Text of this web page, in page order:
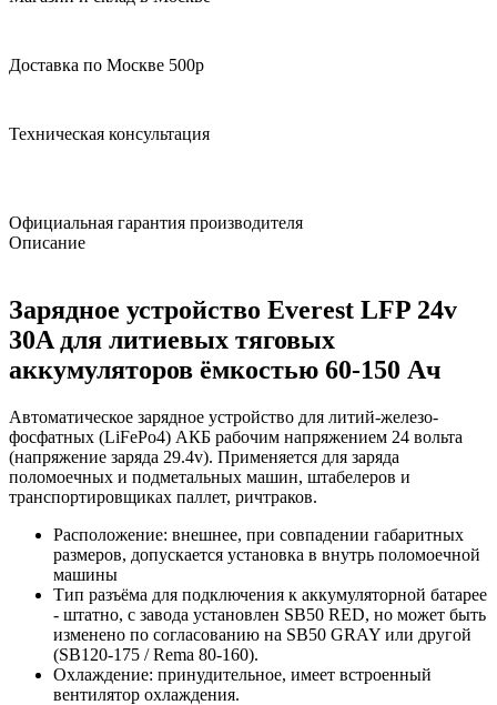
Доставка по Москве 500р
Техническая консультация
Официальная гарантия производителя
Описание
Зарядное устройство Everest LFP 24v
30A для литиевых тяговых
аккумуляторов ёмкостью 60-150 Ач
Автоматическое зарядное устройство для литий-железо-
фосфатных (LiFePo4) АКБ рабочим напряжением 24 вольта
(напряжение заряда 29.4v). Применяется для заряда
поломоечных и подметальных машин, штабелеров и
транспортировщиках паллет, ричтраков.
Расположение: внешнее, при совпадении габаритных
размеров, допускается установка в внутрь поломоечной
машины
Тип разъёма для подключения к аккумуляторной батарее
- штатно, с завода установлен SB50 RED, но может быть
изменено по согласованию на SB50 GRAY или другой
(SB120-175 / Rema 80-160).
Охлаждение: принудительное, имеет встроенный
вентилятор охлаждения.